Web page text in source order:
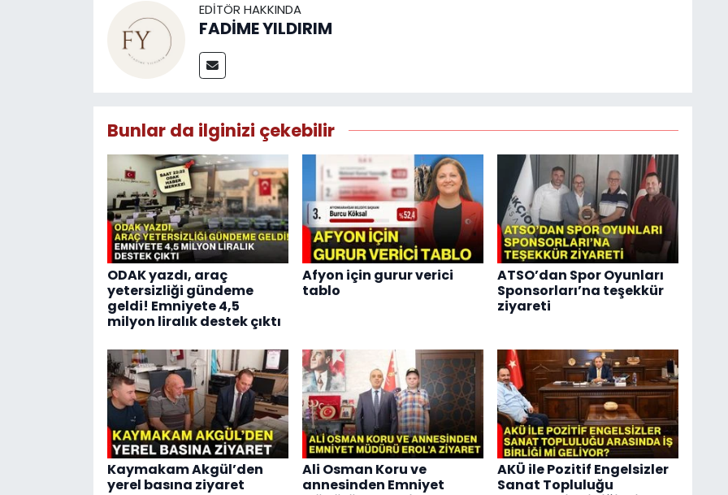
EDITÖR HAKKINDA
FADİME YILDIRIM
Bunlar da ilginizi çekebilir
ODAK yazdı, araç
yetersizliği gündeme
geldi! Emniyete 4,5
milyon liralık destek çıktı
Afyon için gurur verici
tablo
ATSO’dan Spor Oyunları
Sponsorları’na teşekkür
ziyareti
Kaymakam Akgül’den
yerel basına ziyaret
Ali Osman Koru ve
annesinden Emniyet
AKÜ ile Pozitif Engelsizler
Sanat Topluluğu